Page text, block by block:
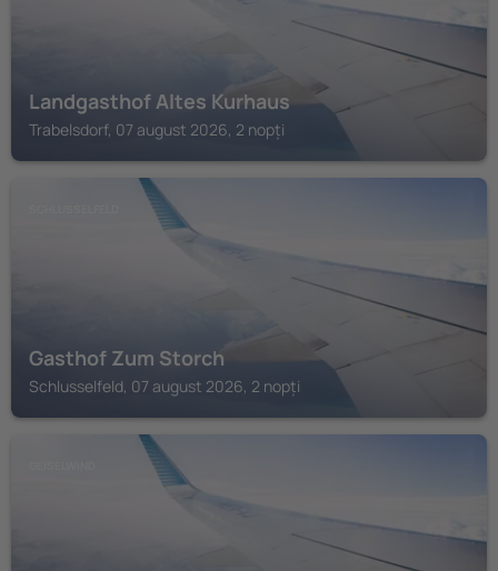
Landgasthof Altes Kurhaus
Trabelsdorf, 07 august 2026, 2 nopți
Gasthof Zum Storch
Schlusselfeld, 07 august 2026, 2 nopți